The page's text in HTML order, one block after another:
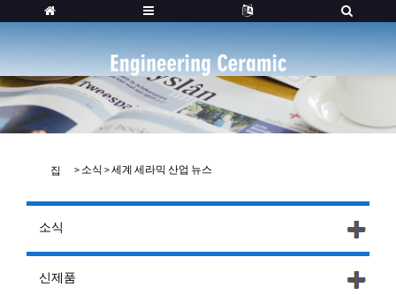
집 > 소식 >세계 세라믹 산업 뉴스
소식
신제품